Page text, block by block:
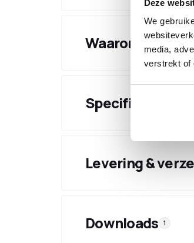
Deze
We
media,
verstrekt of
Waarom
Specificaties
Levering &
Downloads 1